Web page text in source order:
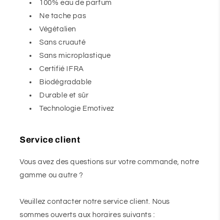
100% eau de parfum
Ne tache pas
Végétalien
Sans cruauté
Sans microplastique
Certifié IFRA
Biodégradable
Durable et sûr
Technologie Emotivez
Service client
Vous avez des questions sur votre commande, notre
gamme ou autre ?
Veuillez contacter notre service client. Nous
sommes ouverts aux horaires suivants :